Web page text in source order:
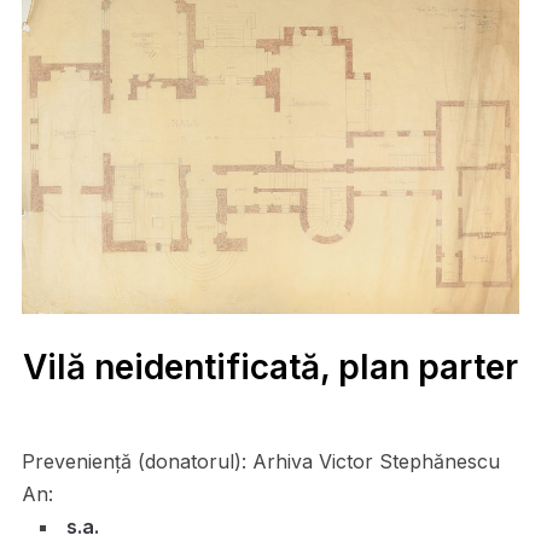
Vilă neidentificată, plan parter
Preveniență (donatorul): Arhiva Victor Stephănescu
An:
s.a.